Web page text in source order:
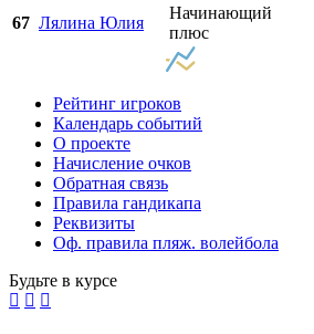
67 Лялина Юлия
Начинающий
плюс
Рейтинг игроков
Календарь событий
О проекте
Начисление очков
Обратная связь
Правила гандикапа
Реквизиты
Оф. правила пляж. волейбола
Будьте в курсе